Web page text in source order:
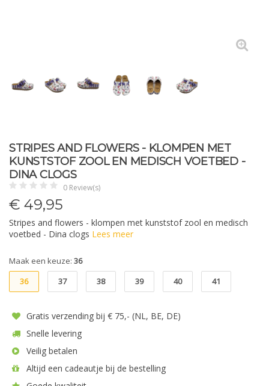
STRIPES AND FLOWERS - KLOMPEN MET
KUNSTSTOF ZOOL EN MEDISCH VOETBED -
DINA CLOGS
0 Review(s)
€ 49,95
Stripes and flowers - klompen met kunststof zool en medisch
voetbed - Dina clogs Lees meer
Maak een keuze: 36
36
37 38 39 40 41
Gratis verzending bij € 75,- (NL, BE, DE)
Snelle levering
Veilig betalen
Altijd een cadeautje bij de bestelling